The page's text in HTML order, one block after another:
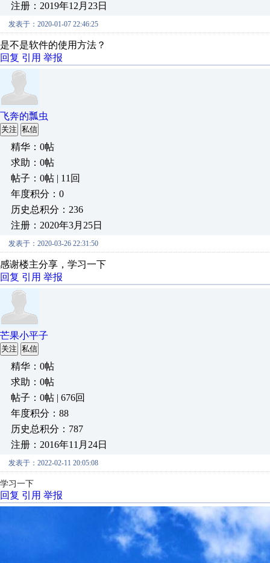
注册：2019年12月23日
发表于：2020-01-07 22:46:25
是不是软件的使用方法？
回复 引用 举报
飞奔的瓢虫
关注 私信
精华：0帖
求助：0帖
帖子：0帖 | 11回
年度积分：0
历史总积分：236
注册：2020年3月25日
发表于：2020-03-26 22:31:50
感谢楼主分享，学习一下
回复 引用 举报
芒果小平子
关注 私信
精华：0帖
求助：0帖
帖子：0帖 | 676回
年度积分：88
历史总积分：787
注册：2016年11月24日
发表于：2022-02-11 20:05:08
学习一下
回复 引用 举报